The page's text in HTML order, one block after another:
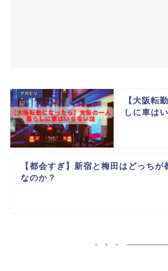
【大阪転
しに車は
【都会すぎ】新宿と梅田はどっちが
なのか？